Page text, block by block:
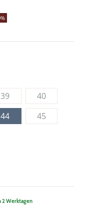
39
40
44
45
2 Werktagen